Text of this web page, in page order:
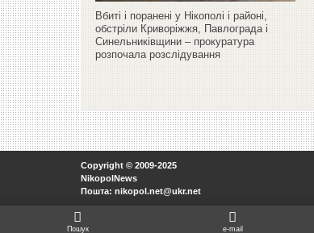
Вбиті і поранені у Нікополі і районі,
обстріли Криворіжжя, Павлограда і
Синельниківщини – прокуратура
розпочала розслідування
Copyright © 2009-2025
NikopolNews
Пошта: nikopol.net@ukr.net
Пошук e-mail